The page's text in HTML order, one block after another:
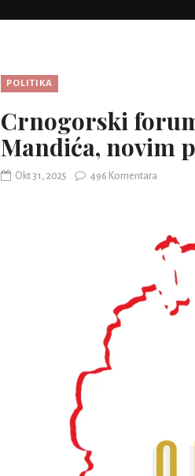
POLITIKA
Crnogorski
Mandića, novim
Okt 31, 2025 496 Komentara